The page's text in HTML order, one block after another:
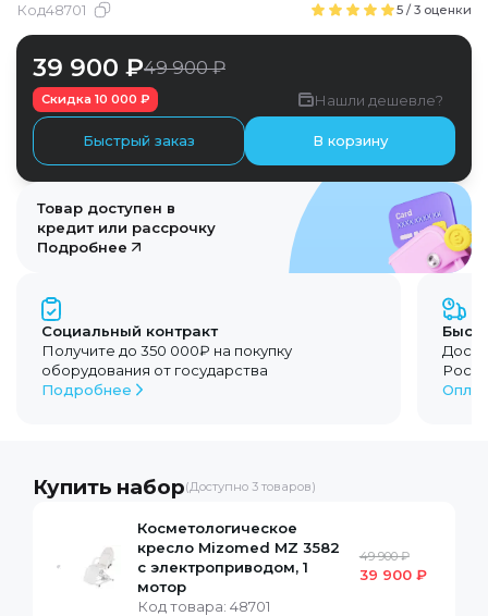
Код48701 5 /3 оценки
39 900 ₽49 900 ₽
Скидка 10 000 ₽ Нашли дешевле?
В корзину
Быстрый заказ
Товар доступен в
кредит или рассрочку
Подробнее
Социальный контракт
Получите до 350 000₽ на покупку
оборудования от государства
Подробнее
Купить набор(Доступно 3 товаров)
Косметологическое
кресло Mizomed MZ 3582
с электроприводом, 1
мотор
Код товара:48701
49 900 ₽
39 900 ₽